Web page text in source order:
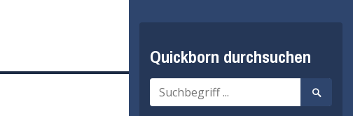
Quickborn durchsuchen
Suche
nach:
Suche
starten